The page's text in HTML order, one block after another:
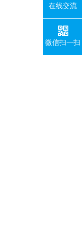
在线交流
微信扫一扫